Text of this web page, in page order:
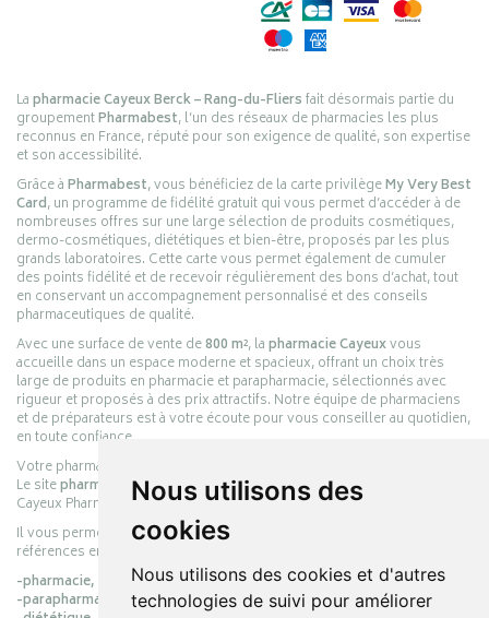
Nous utilisons des
cookies
Nous utilisons des cookies et d'autres
technologies de suivi pour améliorer
Lapharmacie Cayeux Berck – Rang-du-Fliersfait désormais partie du
groupementPharmabest, l’un des réseaux de pharmacies les plus
reconnus en France, réputé pour son exigence de qualité, son expertise
et son accessibilité.
Grâce àPharmabest, vous bénéficiez de la carte privilègeMy Very Best
Card, un programme de fidélité gratuit qui vous permet d’accéder à de
nombreuses offres sur une large sélection de produits cosmétiques,
dermo-cosmétiques, diététiques et bien-être, proposés par les plus
grands laboratoires. Cette carte vous permet également de cumuler
des points fidélité et de recevoir régulièrement des bons d’achat, tout
en conservant un accompagnement personnalisé et des conseils
pharmaceutiques de qualité.
Avec une surface de vente de800 m², lapharmacie Cayeuxvous
accueille dans un espace moderne et spacieux, offrant un choix très
large de produits en pharmacie et parapharmacie, sélectionnés avec
rigueur et proposés à des prix attractifs. Notre équipe de pharmaciens
et de préparateurs est à votre écoute pour vous conseiller au quotidien,
en toute confiance.
Votre pharmacie en ligne :
Le sitepharmacie-cayeux.frest le prolongement digital de la pharmacie
Cayeux Pharmabest Berck-sur-Mer – Rang-du-Fliers.
Il vous permet de réaliser vos achats en ligne parmi des milliers de
références en :
-pharmacie,
-parapharmacie,